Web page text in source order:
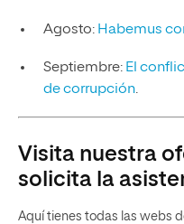
Agosto: Habemus
Septiembre: El
de corrupción.
Visita nuestra
solicita la
Aquí tienes todas las webs